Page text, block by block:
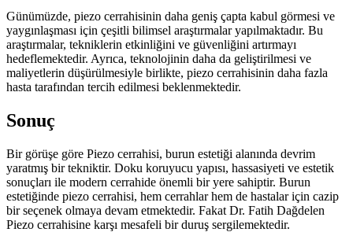
Günümüzde, piezo cerrahisinin daha geniş çapta kabul görmesi ve
yaygınlaşması için çeşitli bilimsel araştırmalar yapılmaktadır. Bu
araştırmalar, tekniklerin etkinliğini ve güvenliğini artırmayı
hedeflemektedir. Ayrıca, teknolojinin daha da geliştirilmesi ve
maliyetlerin düşürülmesiyle birlikte, piezo cerrahisinin daha fazla
hasta tarafından tercih edilmesi beklenmektedir.
Sonuç
Bir görüşe göre Piezo cerrahisi, burun estetiği alanında devrim
yaratmış bir tekniktir. Doku koruyucu yapısı, hassasiyeti ve estetik
sonuçları ile modern cerrahide önemli bir yere sahiptir. Burun
estetiğinde piezo cerrahisi, hem cerrahlar hem de hastalar için cazip
bir seçenek olmaya devam etmektedir. Fakat Dr. Fatih Dağdelen
Piezo cerrahisine karşı mesafeli bir duruş sergilemektedir.